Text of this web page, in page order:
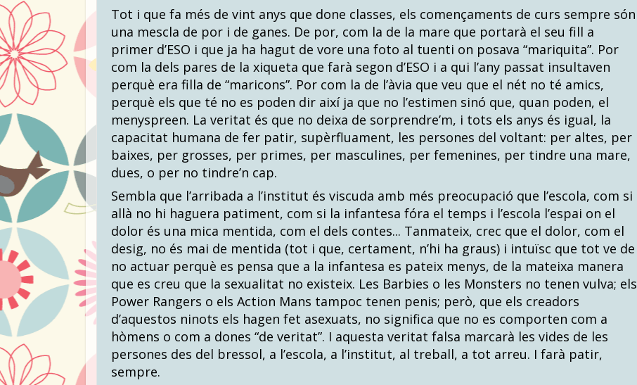
Tot i que fa més de vint anys que done classes, els començaments de curs sempre són
una mescla de por i de ganes. De por, com la de la mare que portarà el seu fill a
primer d’ESO i que ja ha hagut de vore una foto al tuenti on posava “mariquita”. Por
com la dels pares de la xiqueta que farà segon d’ESO i a qui l’any passat insultaven
perquè era filla de “maricons”. Por com la de l’àvia que veu que el nét no té amics,
perquè els que té no es poden dir així ja que no l’estimen sinó que, quan poden, el
menyspreen. La veritat és que no deixa de sorprendre’m, i tots els anys és igual, la
capacitat humana de fer patir, supèrfluament, les persones del voltant: per altes, per
baixes, per grosses, per primes, per masculines, per femenines, per tindre una mare,
dues, o per no tindre’n cap.
Sembla que l’arribada a l’institut és viscuda amb més preocupació que l’escola, com si
allà no hi haguera patiment, com si la infantesa fóra el temps i l’escola l’espai on el
dolor és una mica mentida, com el dels contes... Tanmateix, crec que el dolor, com el
desig, no és mai de mentida (tot i que, certament, n’hi ha graus) i intuïsc que tot ve de
no actuar perquè es pensa que a la infantesa es pateix menys, de la mateixa manera
que es creu que la sexualitat no existeix. Les Barbies o les Monsters no tenen vulva; els
Power Rangers o els Action Mans tampoc tenen penis; però, que els creadors
d’aquestos ninots els hagen fet asexuats, no significa que no es comporten com a
hòmens o com a dones “de veritat”. I aquesta veritat falsa marcarà les vides de les
persones des del bressol, a l’escola, a l’institut, al treball, a tot arreu. I farà patir,
sempre.